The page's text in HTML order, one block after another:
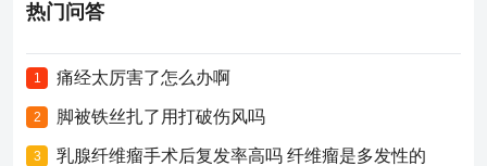
热门问答
1 痛经太厉害了怎么办啊
2 脚被铁丝扎了用打破伤风吗
3 乳腺纤维瘤手术后复发率高吗 纤维瘤是多发性的